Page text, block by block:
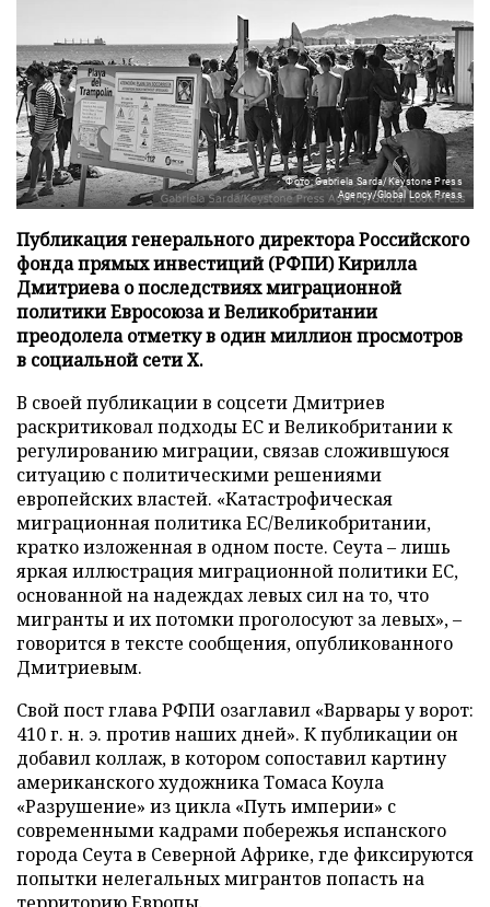
Фото: Gabriela Sarda/Keystone Press
Agency/Global Look Press
Публикация генерального директора Российского
фонда прямых инвестиций (РФПИ) Кирилла
Дмитриева о последствиях миграционной
политики Евросоюза и Великобритании
преодолела отметку в один миллион просмотров
в социальной сети X.
В своей публикации в соцсети Дмитриев
раскритиковал подходы ЕС и Великобритании к
регулированию миграции, связав сложившуюся
ситуацию с политическими решениями
европейских властей. «Катастрофическая
миграционная политика ЕС/Великобритании,
кратко изложенная в одном посте. Сеута – лишь
яркая иллюстрация миграционной политики ЕС,
основанной на надеждах левых сил на то, что
мигранты и их потомки проголосуют за левых», –
говорится в тексте сообщения, опубликованного
Дмитриевым.
Свой пост глава РФПИ озаглавил «Варвары у ворот:
410 г. н. э. против наших дней». К публикации он
добавил коллаж, в котором сопоставил картину
американского художника Томаса Коула
«Разрушение» из цикла «Путь империи» с
современными кадрами побережья испанского
города Сеута в Северной Африке, где фиксируются
попытки нелегальных мигрантов попасть на